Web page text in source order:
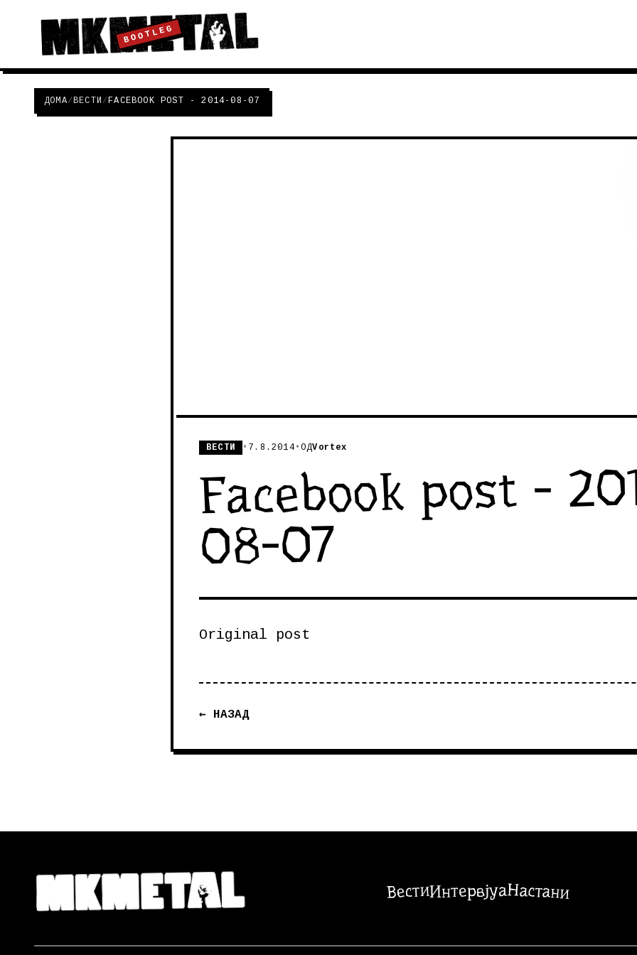
BOOTLEG
ДОМА/ВЕСТИ /FACEBOOK POST - 2014-08-07
ВЕСТИ • 7.8.2014 •ОДVortex
Facebook post -
08-07
Original post
← НАЗАД
ВестиИнтервјуаНастани